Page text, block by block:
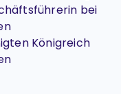
bei
Königreich